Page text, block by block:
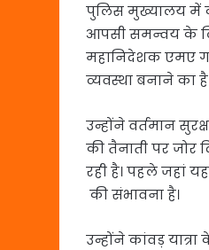
पुलिस मुख्यालय में
आपसी समन्वय के
महानिदेशक एमए
व्यवस्था बनाने का
उन्होंने वर्तमान
की तैनाती पर जोर
रही है। पहले जहां
की संभावना है।
उन्होंने कांवड़